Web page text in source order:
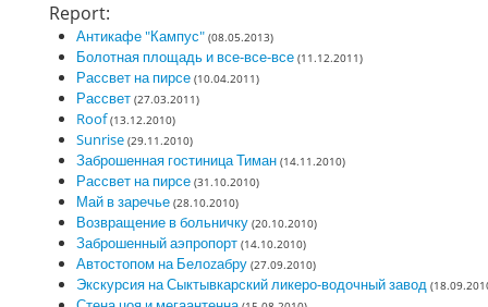
Report:
Антикафе "Кампус" (08.05.2013)
Болотная площадь и все-все-все (11.12.2011)
Рассвет на пирсе (10.04.2011)
Рассвет (27.03.2011)
Roof (13.12.2010)
Sunrise (29.11.2010)
Заброшенная гостиница Тиман (14.11.2010)
Рассвет на пирсе (31.10.2010)
Май в заречье (28.10.2010)
Возвращение в больничку (20.10.2010)
Заброшенный аэпропорт (14.10.2010)
Автостопом на Белоzабру (27.09.2010)
Экскурсия на Сыктывкарский ликеро-водочный завод